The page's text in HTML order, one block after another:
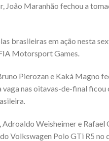
João Maranhão fechou a
brasileiras em ação nesta
Motorsport Games.
Pierozan e Kaká Magno
nas oitavas-de-final
Adroaldo Weisheimer e
Volkswagen Polo GTi R5 no